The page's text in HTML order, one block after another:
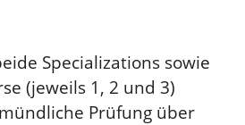
Specializations sowie
(jeweils 1, 2 und 3)
Prüfung über